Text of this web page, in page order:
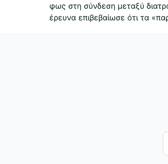
φως στη σύνδεση μεταξύ
έρευνα επιβεβαίωσε ότι τα